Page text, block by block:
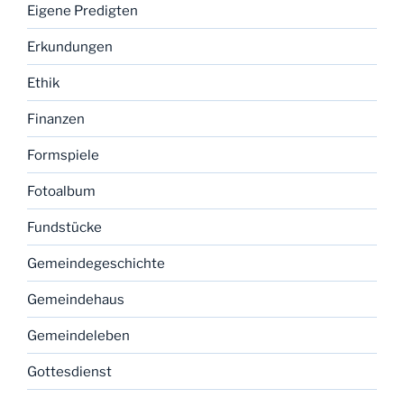
Eigene Predigten
Erkundungen
Ethik
Finanzen
Formspiele
Fotoalbum
Fundstücke
Gemeindegeschichte
Gemeindehaus
Gemeindeleben
Gottesdienst